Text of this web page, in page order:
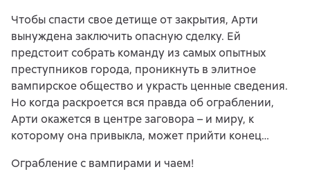
Чтобы спасти свое детище от закрытия, Арти
вынуждена заключить опасную сделку. Ей
предстоит собрать команду из самых опытных
преступников города, проникнуть в элитное
вампирское общество и украсть ценные сведения.
Но когда раскроется вся правда об ограблении,
Арти окажется в центре заговора – и миру, к
которому она привыкла, может прийти конец…
Ограбление с вампирами и чаем!